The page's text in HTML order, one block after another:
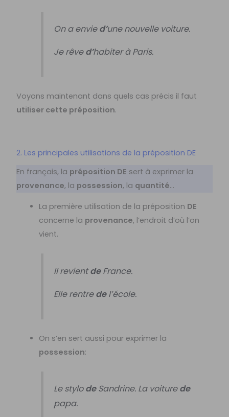
On a envied’une nouvelle voiture.
Je rêved’habiter à Paris.
Voyons maintenant dans quels cas précis il faut
utiliser cette préposition.
2. Les principales utilisations de la préposition DE
En français, la préposition DE sert à exprimer la
provenance, la possession, la quantité…
La première utilisation de la préposition DE
concerne la provenance, l’endroit d’où l’on
vient.
Il revientdeFrance.
Elle rentredel’école.
On s’en sert aussi pour exprimer la
possession:
Le stylodeSandrine. La voiturede
papa.